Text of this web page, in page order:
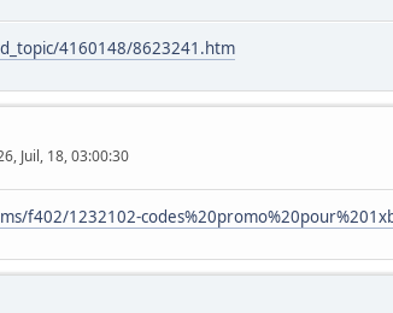
4160148/8623241.htm
Juil, 18, 03:00:30
f402/1232102-